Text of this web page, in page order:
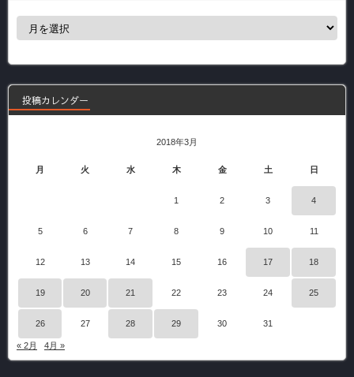
過
事
投稿カレンダー
2018年3月
月 火 水 木 金 土 日
1 2 3 4
5 6 7 8 9 10 11
12 13 14 15 16 17 18
19 20 21 22 23 24 25
26 27 28 29 30 31
« 2月 4月 »